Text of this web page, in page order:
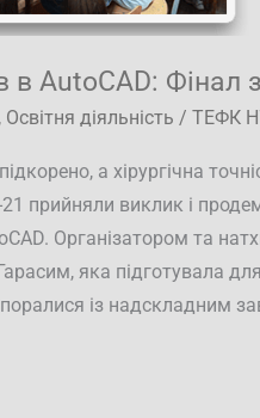
в AutoCAD: Фінал
, Освітня діяльність / ТЕФК
а хірургічна
прийняли виклик і
Організатором та
яка підготувала
із надскладним